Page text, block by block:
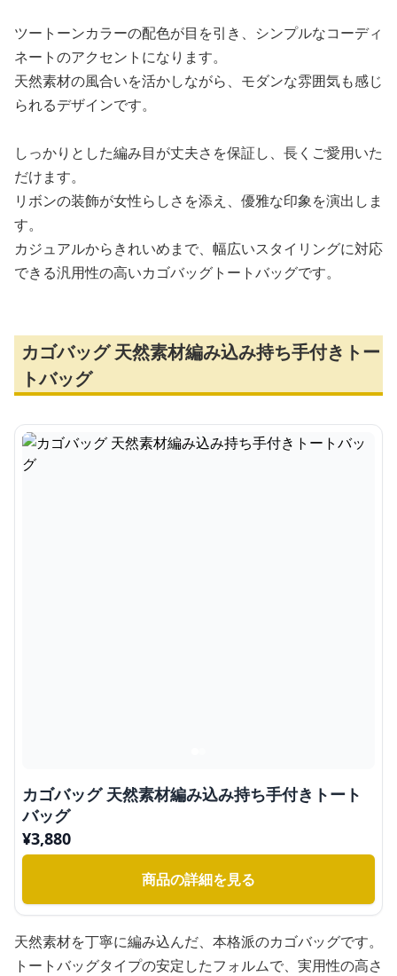
ツートーンカラーの配色が目を引き、シンプルなコーディ
ネートのアクセントになります。
天然素材の風合いを活かしながら、モダンな雰囲気も感じ
られるデザインです。
しっかりとした編み目が丈夫さを保証し、長くご愛用いた
だけます。
リボンの装飾が女性らしさを添え、優雅な印象を演出しま
す。
カジュアルからきれいめまで、幅広いスタイリングに対応
できる汎用性の高いカゴバッグトートバッグです。
カゴバッグ 天然素材編み込み持ち手付きトー
トバッグ
カゴバッグ 天然素材編み込み持ち手付きトート
バッグ
¥3,880
商品の詳細を見る
天然素材を丁寧に編み込んだ、本格派のカゴバッグです。
トートバッグタイプの安定したフォルムで、実用性の高さ